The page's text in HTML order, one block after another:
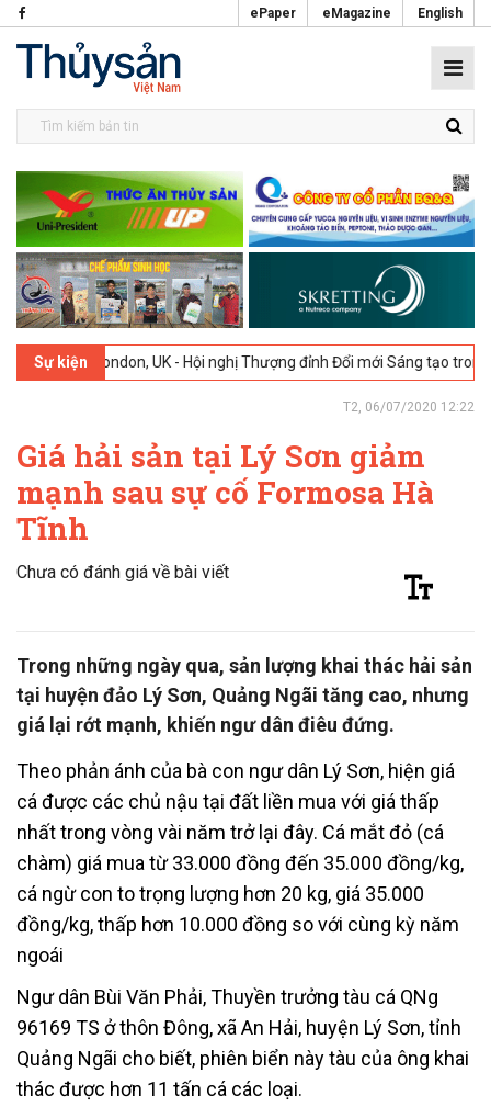
ePaper eMagazine English
Sự kiện
London, UK - Hội nghị Thượng đỉnh Đổi mới Sáng tạo trong
T2, 06/07/2020 12:22
Giá hải sản tại Lý Sơn giảm
mạnh sau sự cố Formosa Hà
Tĩnh
Chưa có đánh giá về bài viết
Trong những ngày qua, sản lượng khai thác hải sản
tại huyện đảo Lý Sơn, Quảng Ngãi tăng cao, nhưng
giá lại rớt mạnh, khiến ngư dân điêu đứng.
Theo phản ánh của bà con ngư dân Lý Sơn, hiện giá
cá được các chủ nậu tại đất liền mua với giá thấp
nhất trong vòng vài năm trở lại đây. Cá mắt đỏ (cá
chàm) giá mua từ 33.000 đồng đến 35.000 đồng/kg,
cá ngừ con to trọng lượng hơn 20 kg, giá 35.000
đồng/kg, thấp hơn 10.000 đồng so với cùng kỳ năm
ngoái
Ngư dân Bùi Văn Phải, Thuyền trưởng tàu cá QNg
96169 TS ở thôn Đông, xã An Hải, huyện Lý Sơn, tỉnh
Quảng Ngãi cho biết, phiên biển này tàu của ông khai
thác được hơn 11 tấn cá các loại.